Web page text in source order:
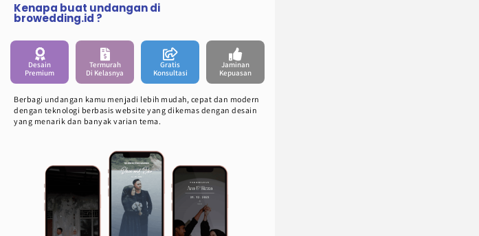
Kenapa buat undangan di
browedding.id ?
Desain
Premium
Termurah
Di Kelasnya
Gratis
Konsultasi
Jaminan
Kepuasan
Berbagi undangan kamu menjadi lebih mudah, cepat dan modern
dengan teknologi berbasis website yang dikemas dengan desain
yang menarik dan banyak varian tema.